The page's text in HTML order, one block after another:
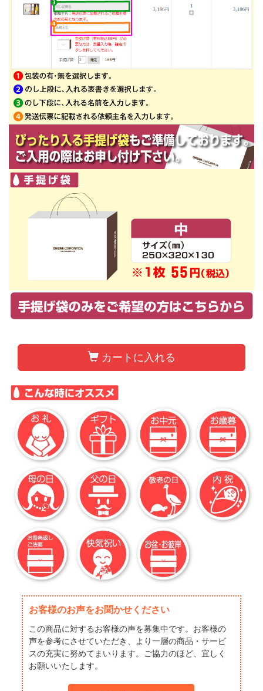
カートに入れる
お客様のお声をお聞かせください
この商品に対するお客様の声を募集中です。お客様の
声を参考にさせていただき、より一層の商品・サービ
スの充実に努めてまいります。ご協力のほど、宜しく
お願いいたします。